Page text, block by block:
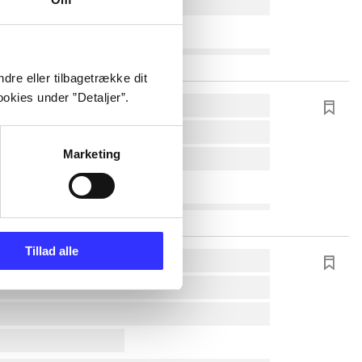
eller tilbagetrække dit
under ”Detaljer”.
Marketing
Tillad alle